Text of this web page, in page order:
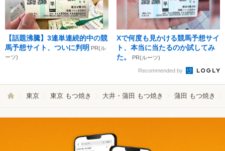
【話題沸騰】3連単連続的中の競
馬予想サイト、ついに判明 PR(ル
ーツ)
Xで何度も見かける競馬予想サイ
ト、本当に当たるのか試してみ
た。
PR(ルーツ)
Recommended by
東京 東京 もつ焼き 大井・蒲田 もつ焼き 蒲田 もつ焼き